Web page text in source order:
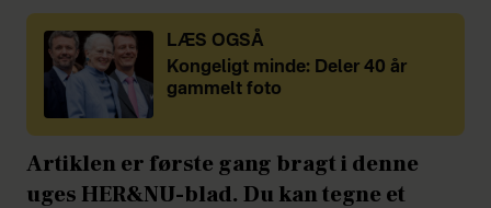
LÆS OGSÅ
Kongeligt minde: Deler 40 år
gammelt foto
Artiklen er første gang bragt i denne
uges HER&NU-blad. Du kan tegne et